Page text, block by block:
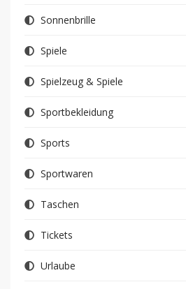
Sonnenbrille
Spiele
Spielzeug & Spiele
Sportbekleidung
Sports
Sportwaren
Taschen
Tickets
Urlaube